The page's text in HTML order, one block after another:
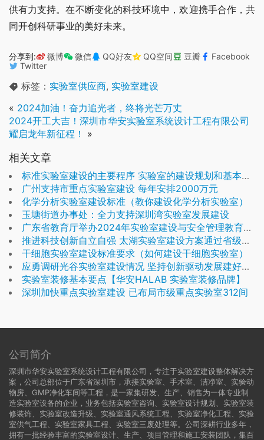
供有力支持。在不断变化的科技环境中，欢迎携手合作，共
同开创科研事业的美好未来。
分享到: 微博 微信 QQ好友 QQ空间 豆瓣
Facebook
Twitter
标签： 实验室供应商, 实验室建设
« 2024加油！奋力追光者，终将光芒万丈
2024开工大吉！深圳市华安实验室系统设计工程有限公司
耀启龙年新征程！
»
相关文章
标准实验室建设的主要程序 实验室的建设规划和基本流程
广州支持市重点实验室建设 每年安排2000万元
化学分析实验室建设标准（教你建设化学分析实验室）
玉塘街道办事处：全力支持深圳湾实验室发展建设
广东省教育厅举办2024年实验室建设与安全管理教育宣讲活动
推进科技创新自立自强 太湖实验室建设方案通过省级论证
干细胞实验室建设标准要求（如何建设干细胞实验室）
应勇调研光谷实验室建设情况 坚持创新驱动发展建好用好湖北实验室
实验室装修基本要点【华安HALAB 实验室装修品牌】
深圳加快重点实验室建设 已布局市级重点实验室312间
公司简介
深圳市华安实验室系统设计工程有限公司，专注于实验室建设整体解决方
案，公司总部位于广东省深圳市，承接实验室、手术室、洁净室、实验动
物房、GMP净化车间等工程，是一家集研发、生产、销售为一体专业制
造实验室设备的企业，业务包括实验室咨询、实验室设计规划、实验室装
修装饰、实验室改造升级、实验室通风系统工程、实验室净化工程、实验
室供气工程、实验室家具工程、实验室三废处理等。公司深耕行业多年，
拥有一批经验丰富的实验室设计、生产、项目管理和施工安装团队，集百